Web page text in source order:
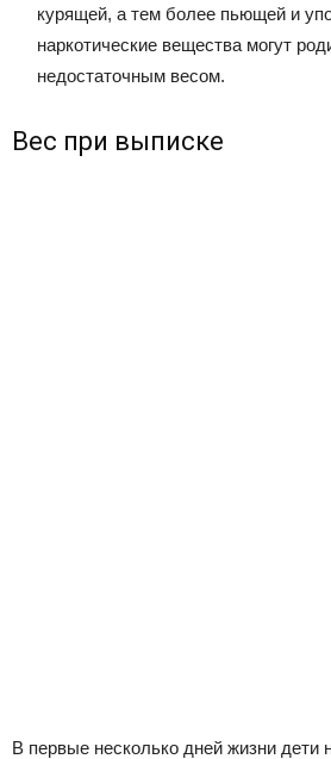
курящей, а тем более пьющей и
наркотические вещества могут
недостаточным весом.
Вес при выписке
В первые несколько дней жизни дети